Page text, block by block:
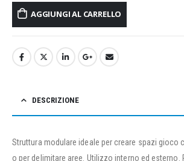
AGGIUNGI AL CARRELLO
DESCRIZIONE
Struttura modulare ideale per creare spazi gioco
o per delimitare aree. Utilizzo interno ed esterno.